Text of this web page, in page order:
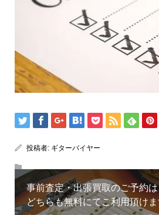
投稿者: ギターバイヤー
事前査定・出張買取のご予約は
どちらも無料にてご利用頂けま